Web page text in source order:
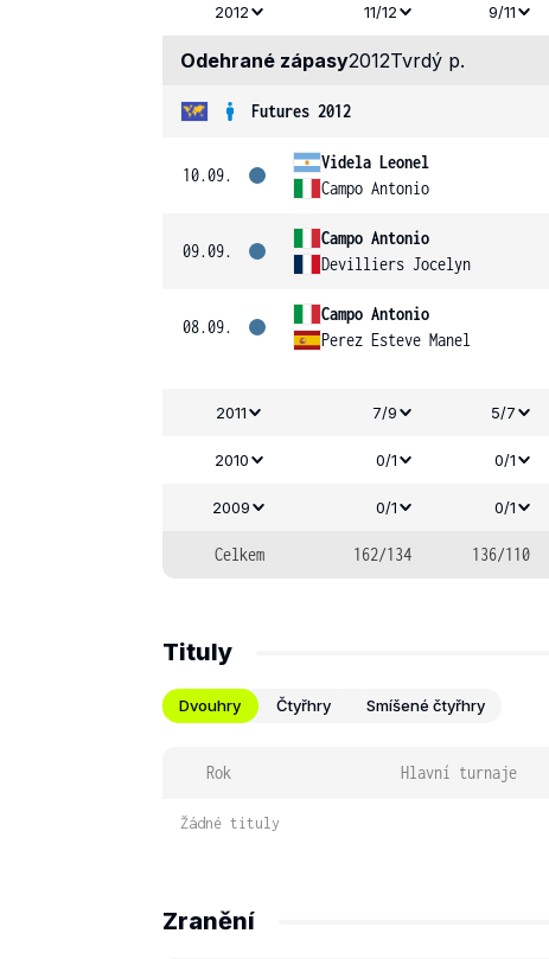
2012 11/12 9/11
Odehrané zápasy2012Tvrdý p.
Futures 2012
10.09.
Videla Leonel
Campo Antonio
09.09.
Campo Antonio
Devilliers Jocelyn
08.09.
Campo Antonio
Perez Esteve Manel
2011 7/9 5/7
2010 0/1 0/1
2009 0/1 0/1
Celkem 162/134 136/110
Tituly
Dvouhry Čtyřhry Smíšené čtyřhry
Rok Hlavní turnaje
Žádné tituly
Zranění